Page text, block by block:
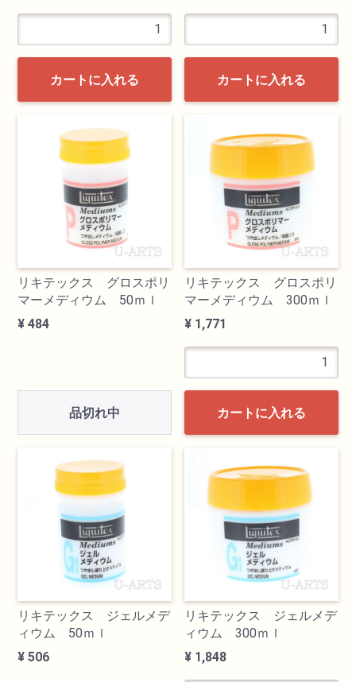
カートに入れる カートに入れる
リキテックス グロスポリ
マーメディウム 50ｍｌ
¥ 484
品切れ中
リキテックス グロスポリ
マーメディウム 300ｍｌ
¥ 1,771
カートに入れる
リキテックス ジェルメデ
ィウム 50ｍｌ
¥ 506
リキテックス ジェルメデ
ィウム 300ｍｌ
¥ 1,848
地塗り材・メディウム
パステル
ペン・マーカー
インク
鉛筆・木炭
紙・スケッチブック
製図用品
キャンバス・パネル